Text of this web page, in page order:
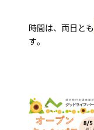
時間は、両日とも
す。